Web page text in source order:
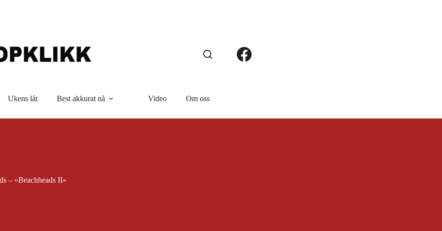
Ukens låt Best akkurat nå Video Om oss
– «Beachheads II»